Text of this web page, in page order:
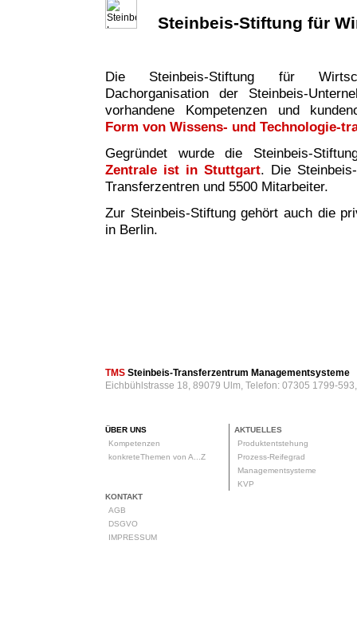
Steinbeis-Stiftung für
Die Steinbeis-Stiftung für
Dachorganisation der Steinbeis-
vorhandene Kompetenzen und
Form von Wissens- und Technologie-
Gegründet wurde die Steinbeis-
Zentrale ist in Stuttgart. Die
Transferzentren und 5500 Mitarbeiter.
Zur Steinbeis-Stiftung gehört auch die
in Berlin.
TMS Steinbeis-Transferzentrum Managementsysteme
Eichbühlstrasse 18, 89079 Ulm, Telefon: 07305 1799-
ÜBER UNS
Kompetenzen
konkreteThemen von A...Z
AKTUELLES
Produktentstehung
Prozess-Reifegrad
Managementsysteme
KVP
KONTAKT
AGB
DSGVO
IMPRESSUM